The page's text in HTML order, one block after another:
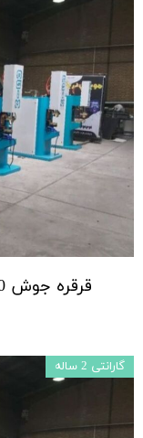
قرقره جوش 150 کاوا درز جوش پنوماتیک
گارانتی 2 ساله